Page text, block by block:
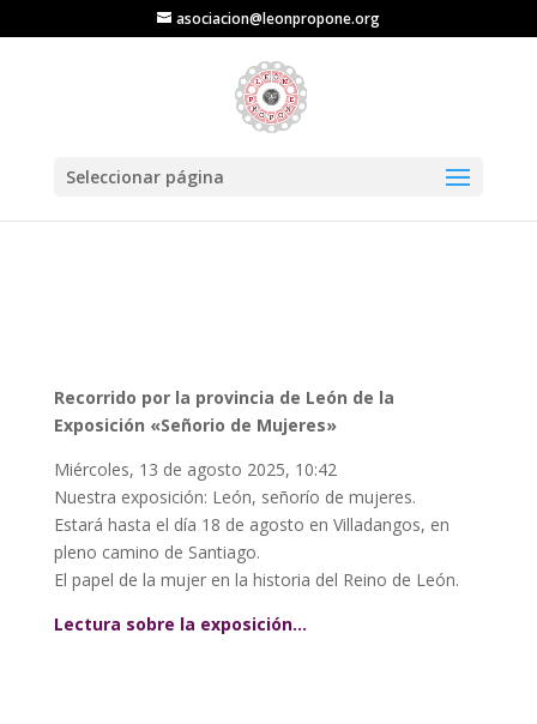
asociacion@leonpropone.org
Seleccionar página
Recorrido por la provincia de León de la
Exposición «Señorio de Mujeres»
Miércoles, 13 de agosto 2025, 10:42
Nuestra exposición: León, señorío de mujeres.
Estará hasta el día 18 de agosto en Villadangos, en
pleno camino de Santiago.
El papel de la mujer en la historia del Reino de León.
Lectura sobre la exposición…